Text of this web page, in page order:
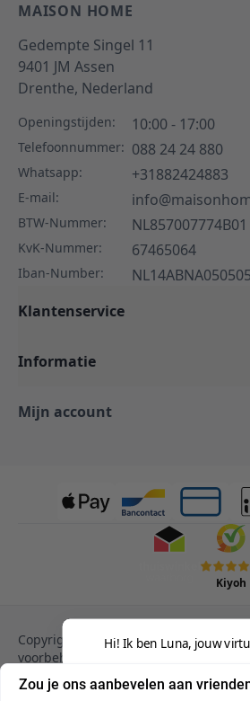
MAISON HOME
Gedempte Singel 11
9401 JM Assen
Drenthe, Nederland
Openingstijden: 10:00 - 17:00
Telefoonnummer: 088 24 24 880
Whatsapp: +31882424883
E-mail:
BTW-Nummer: NL857007774B01
KvK-Nummer: 67465064
Iban-Number:
Klantenservice
Informatie
Mijn account
Kiyoh
Copyright © 2013-heden Magento.
voorbehouden.
Privacy Policy
Zou je ons aanbevelen aan
Hi! Ik ben Luna, jouw